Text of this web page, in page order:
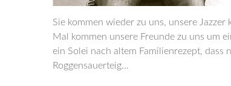
Sie kommen wieder zu uns, unsere
Mal kommen unsere Freunde zu uns um
ein Solei nach altem Familienrezept,
Roggensauerteig…